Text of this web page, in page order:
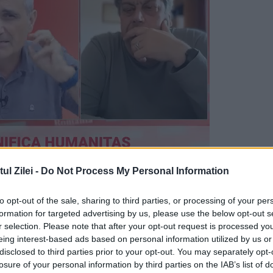
Zilei - Do Not Process My Personal Information
opt-out of the sale, sharing to third parties, or processing of your
for targeted advertising by us, please use the below opt-out
selection. Please note that after your opt-out request is processed
interest-based ads based on personal information utilized by us
to third parties prior to your opt-out. You may separately
of your personal information by third parties on the IAB’s list of
Munteanu (1869-1951), unul dintre cei mai
interbelice. Nicolae Grigorescu rămâne în
în 2016, o altă lucrare a sa, „Ţărăncuţe
320.000 de euro.